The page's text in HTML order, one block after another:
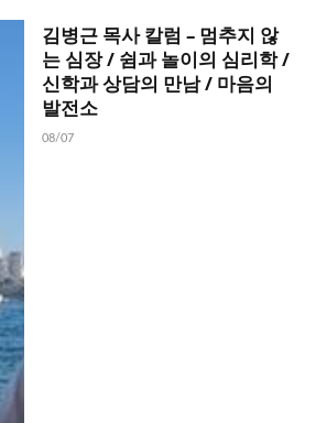
김병근 목사 칼럼 – 멈추지 않
는 심장 / 쉼과 놀이의 심리학 /
신학과 상담의 만남 / 마음의
발전소
08/07